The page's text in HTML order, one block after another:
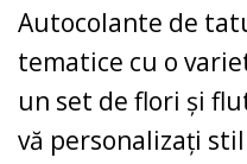
Autocolante de
tematice cu o
un set de flori și
vă personalizați